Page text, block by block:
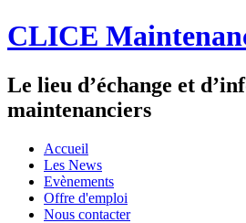
CLICE
Le lieu d’échange et
maintenanciers
Accueil
Les News
Evènements
Offre d'emploi
Nous contacter